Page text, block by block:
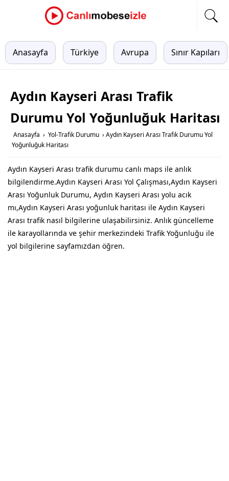
Anasayfa Türkiye Avrupa Sınır Kapıları
Aydın Kayseri Arası Trafik
Durumu Yol Yoğunluğuk Haritası
Anasayfa › Yol-Trafik Durumu › Aydın Kayseri Arası Trafik Durumu Yol
Yoğunluğuk Haritası
Aydın Kayseri Arası trafik durumu canlı maps ile anlık
bilgilendirme.Aydın Kayseri Arası Yol Çalışması,Aydın Kayseri
Arası Yoğunluk Durumu, Aydın Kayseri Arası yolu acık
mı,Aydın Kayseri Arası yoğunluk haritası ile Aydın Kayseri
Arası trafik nasıl bilgilerine ulaşabilirsiniz. Anlık güncelleme
ile karayollarında ve şehir merkezindeki Trafik Yoğunluğu ile
yol bilgilerine sayfamızdan öğren.